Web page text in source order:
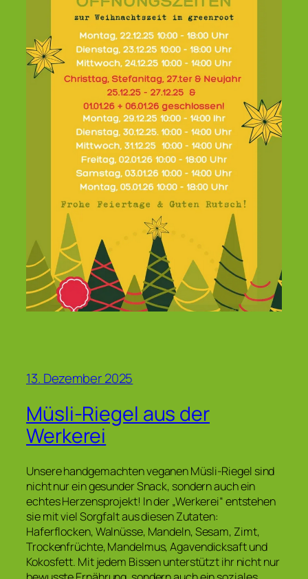
13. Dezember 2025
Müsli-Riegel aus der
Werkerei
Unsere handgemachten veganen Müsli-Riegel sind
nicht nur ein gesunder Snack, sondern auch ein
echtes Herzensprojekt! In der „Werkerei“ entstehen
sie mit viel Sorgfalt aus diesen Zutaten:
Haferflocken, Walnüsse, Mandeln, Sesam, Zimt,
Trockenfrüchte, Mandelmus, Agavendicksaft und
Kokosfett. Mit jedem Bissen unterstützt ihr nicht nur